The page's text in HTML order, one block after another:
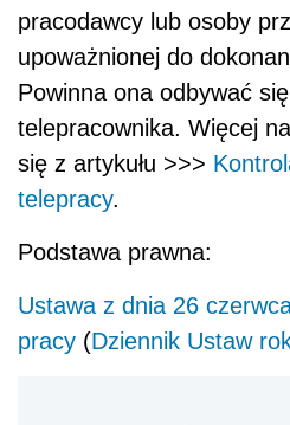
pracodawcy lub osoby
upoważnionej do
Powinna ona odbywać
telepracownika. Więcej
się z artykułu >>>
telepracy.
Podstawa prawna:
Ustawa z dnia 26
pracy (Dziennik Ustaw